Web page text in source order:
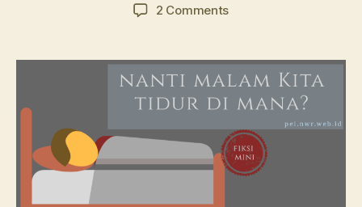
2 Commentson
Kita
Tidur